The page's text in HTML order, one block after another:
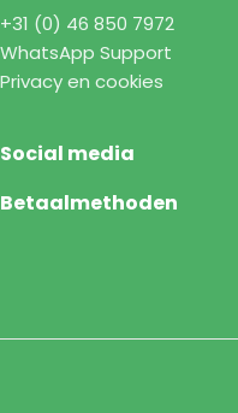
+31 (0) 46 850 7972
WhatsApp Support
Privacy en cookies
Social media
Betaalmethoden